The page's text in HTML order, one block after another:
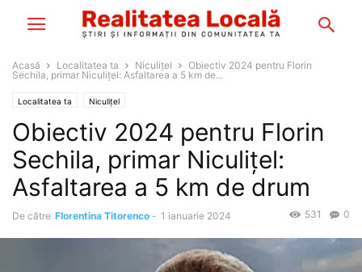
Acasă Localitatea ta Niculițel
Obiectiv 2024 pentru Florin
Sechila, primar Niculițel: Asfaltarea a 5 km de...
Localitatea ta Niculițel
Obiectiv 2024 pentru Florin
Sechila, primar Niculițel:
Asfaltarea a 5 km de drum
De către Florentina Titorenco - 1 ianuarie 2024 0
531